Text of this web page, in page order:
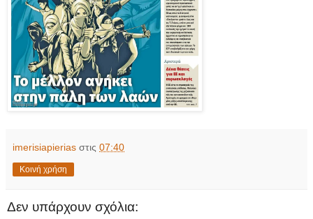
imerisiapierias στις 07:40
Κοινή χρήση
Δεν υπάρχουν σχόλια: